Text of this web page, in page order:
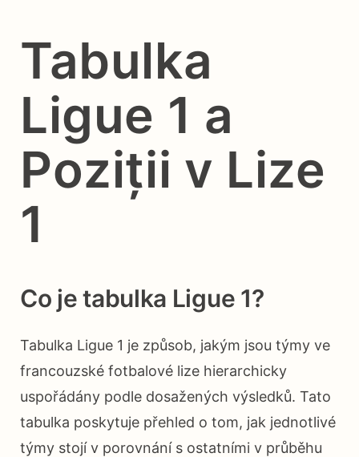
Tabulka
Ligue 1 a
Poziții v Lize
1
Co je tabulka Ligue 1?
Tabulka Ligue 1 je způsob, jakým jsou týmy ve
francouzské fotbalové lize hierarchicky
uspořádány podle dosažených výsledků. Tato
tabulka poskytuje přehled o tom, jak jednotlivé
týmy stojí v porovnání s ostatními v průběhu